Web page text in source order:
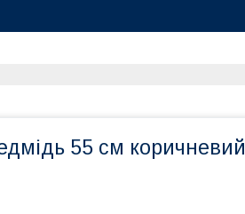
55 см коричневий